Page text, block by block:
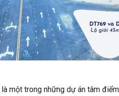
là một trong những dự án tâm